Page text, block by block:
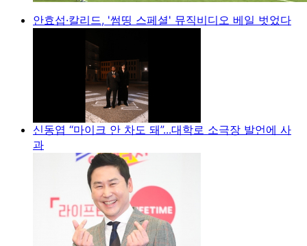
안효섭·칼리드, '썸띵 스페셜' 뮤직비디오 베일 벗었다
신동엽 “마이크 안 차도 돼”...대학로 소극장 발언에 사
과